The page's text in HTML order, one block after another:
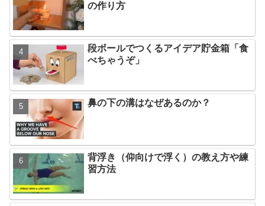
の作り方
段ボールでつくるアイデア貯金箱「食
べちゃうぞ」
鼻の下の溝はなぜあるのか？
背浮き（仰向けで浮く）の教え方や練
習方法